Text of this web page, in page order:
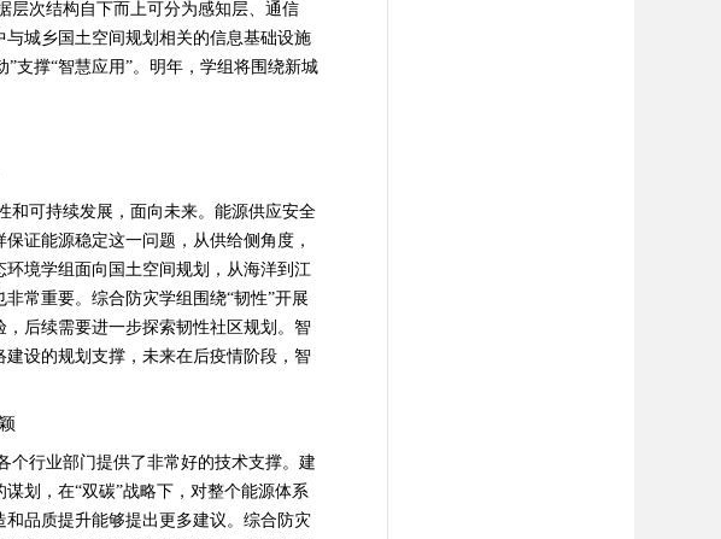
层次结构自下而上可分为感知层、通信
城乡国土空间规划相关的信息基础设施
支撑“智慧应用”。明年，学组将围绕新城
和可持续发展，面向未来。能源供应安全
证能源稳定这一问题，从供给侧角度，
境学组面向国土空间规划，从海洋到江
常重要。综合防灾学组围绕“韧性”开展
后续需要进一步探索韧性社区规划。智
设的规划支撑，未来在后疫情阶段，智
个行业部门提供了非常好的技术支撑。建
划，在“双碳”战略下，对整个能源体系
品质提升能够提出更多建议。综合防灾